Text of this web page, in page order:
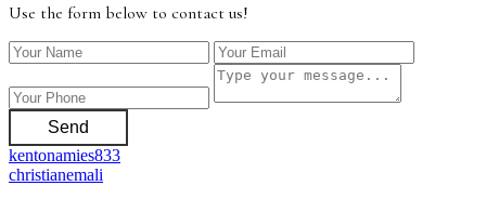
Use the form below to contact us!
Send
kentonamies833
christianemali